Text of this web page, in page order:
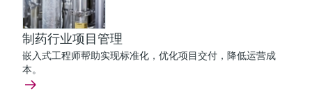
制药行业项目管理
嵌入式工程师帮助实现标准化，优化项目交付，降低运营成
本。